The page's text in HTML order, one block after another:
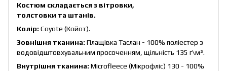
Костюм складається з вітровки,
толстовки та штанів.
Колір: Coyote (Койот).
Зовнішня тканина: Плащівка Таслан - 100% поліестер з
водовідштовхувальним просоченням, щільність 135 г\м².
Внутрішня тканина: Microfleece (Мікрофліс) 130 - 100%